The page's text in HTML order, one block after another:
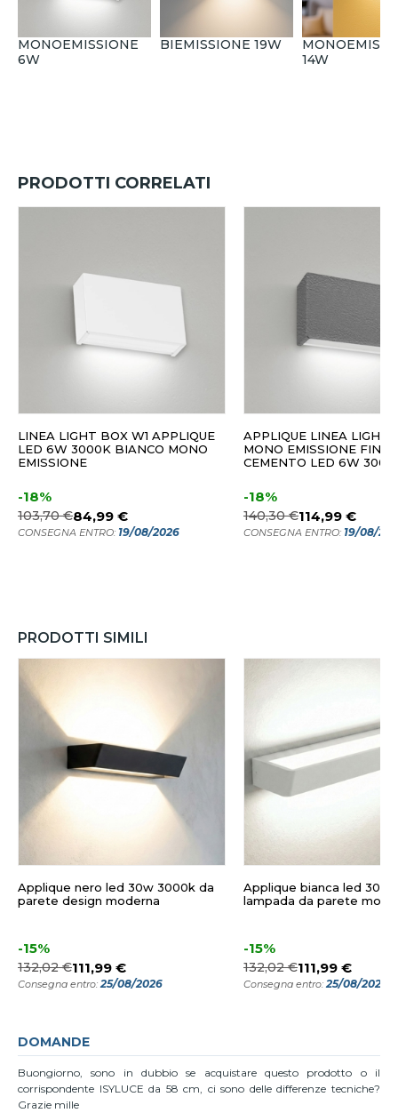
MONOEMISSIONE
6W
BIEMISSIONE 19W
14W
PRODOTTI CORRELATI
LINEA LIGHT BOX W1 APPLIQUE
LED 6W 3000K BIANCO MONO
EMISSIONE
-18%
103,70 €84,99 €
CONSEGNA ENTRO: 19/08/2026
APPLIQUE LINEA LIGHT
MONO EMISSIONE
CEMENTO LED 6W
-18%
140,30 €114,99 €
CONSEGNA ENTRO: 19/08/
PRODOTTI SIMILI
Applique nero led 30w 3000k da
parete design moderna
-15%
132,02 €111,99 €
Consegna entro:25/08/2026
Applique bianca led 30w
lampada da parete
-15%
132,02 €111,99 €
Consegna entro:25/08/2026
DOMANDE
Buongiorno, sono in dubbio se acquistare questo prodotto o il
corrispondente ISYLUCE da 58 cm, ci sono delle differenze tecniche?
Grazie mille